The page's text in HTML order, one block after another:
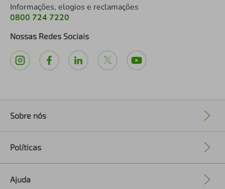
Informações, elogios e reclamações
0800 724 7220
Nossas Redes Sociais
Sobre nós
Políticas
Ajuda